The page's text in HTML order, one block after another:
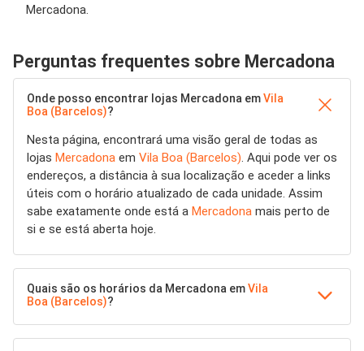
Mercadona.
Perguntas frequentes sobre Mercadona
Onde posso encontrar lojas Mercadona emVila
Boa (Barcelos)?
Nesta página, encontrará uma visão geral de todas as
lojas Mercadona em Vila Boa (Barcelos). Aqui pode ver os
endereços, a distância à sua localização e aceder a links
úteis com o horário atualizado de cada unidade. Assim
sabe exatamente onde está a Mercadona mais perto de
si e se está aberta hoje.
Quais são os horários da Mercadona emVila
Boa (Barcelos)?